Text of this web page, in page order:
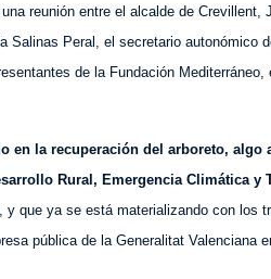
reunión entre el alcalde de Crevillent,
Salinas Peral, el secretario autonómico
de la Fundación
en la recuperación del arboreto, algo
Rural, Emergencia Climática y
, y que ya se está materializando con los
pública de la Generalitat Valenciana